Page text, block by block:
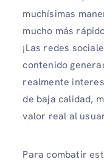
muchísimas
mucho más
¡Las redes
contenido
realmente
de baja calidad,
valor real al
Para combatir